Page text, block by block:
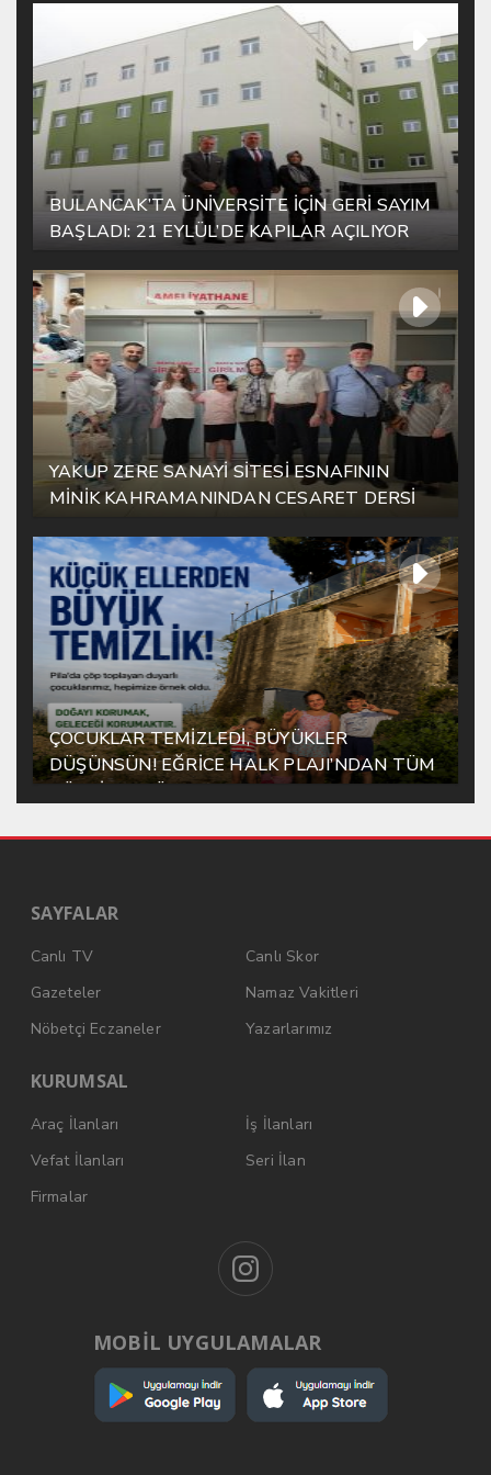
BULANCAK’TA ÜNİVERSİTE İÇİN GERİ SAYIM
BAŞLADI: 21 EYLÜL’DE KAPILAR AÇILIYOR
YAKUP ZERE SANAYİ SİTESİ ESNAFININ
MİNİK KAHRAMANINDAN CESARET DERSİ
ÇOCUKLAR TEMİZLEDİ, BÜYÜKLER
DÜŞÜNSÜN! EĞRİCE HALK PLAJI’NDAN TÜM
TÜRKİYE’YE ÖRNEK MESAJ
SAYFALAR
Canlı TV
Canlı Skor
Gazeteler
Namaz Vakitleri
Nöbetçi Eczaneler
Yazarlarımız
KURUMSAL
Araç İlanları
İş İlanları
Vefat İlanları
Seri İlan
Firmalar
MOBİL UYGULAMALAR